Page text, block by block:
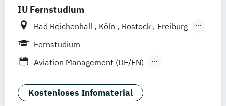
IU Fernstudium
Bad Reichenhall Köln Rostock
Freiburg
Kiel
Frankfurt am Main
Deggendorf Karlsruhe Kassel
Oberhausen Offenbach Saarbrücken
Neu-Ulm Graz Innsbruck Wien
Fernstudium
Aviation Management (DE/EN)
General Management
Kostenloses Infomaterial